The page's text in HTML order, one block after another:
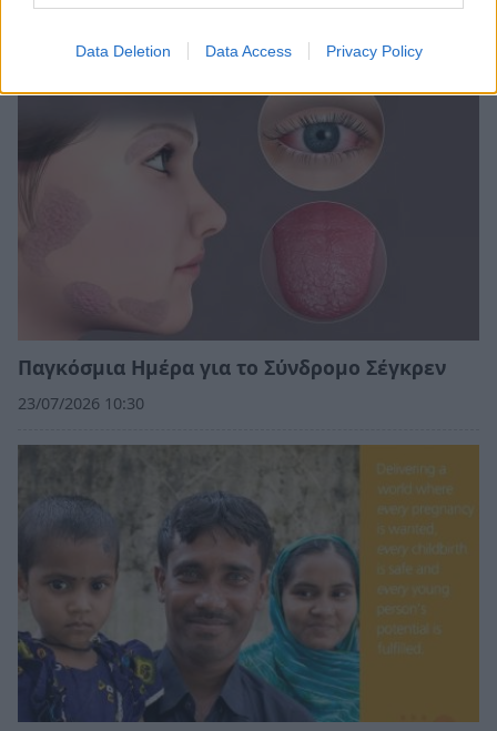
Data Deletion Data Access Privacy Policy
Παγκόσμια Ημέρα για το Σύνδρομο Σέγκρεν
23/07/2026 10:30